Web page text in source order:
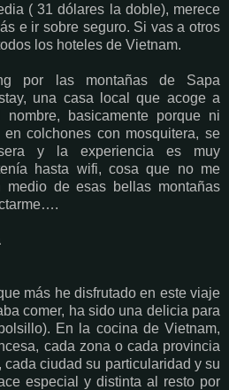
( 31 dólares la doble), merece
e ir sobre seguro. Si vas a otros
los hoteles de Vietnam.
por las montañas de Sapa
una casa local que acoge a
basicamente porque ni
colchones con mosquitera, se
y la experiencia es muy
hasta wifi, cosa que no me
de esas bellas montañas
más he disfrutado en este viaje
comer, ha sido una delicia para
En la cocina de Vietnam,
cada zona o cada provincia
ciudad su particularidad y su
especial y distinta al resto por